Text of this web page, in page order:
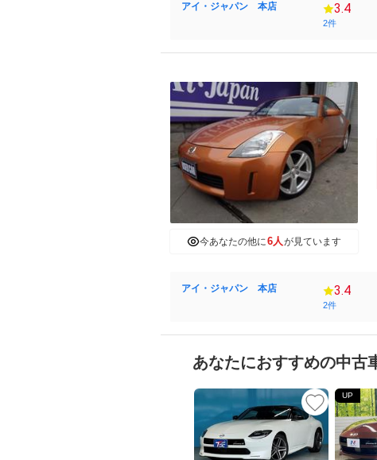
アイ・ジャパン 本店 3.4
2件
今あなたの他に6人が見ています
アイ・ジャパン 本店 3.4
2件
あなたにおすすめの中古
UP